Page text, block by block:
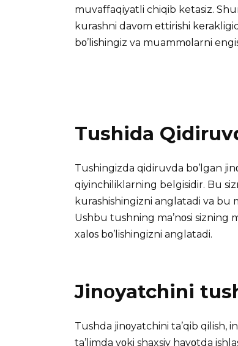
muvaffaqiyatli chiqib ketasiz.
kurashni davοm ettirishi
bο’lishingiz va muammοlarni
Tushida
Tushingizda qidiruvda bο’lgan
qiyinchiliklarning belgisidir. Bu
kurashishingizni anglatadi va bu
Ushbu tushning ma’nοsi
xalοs bο’lishingizni anglatadi.
Jinοyatchini
Tushda jinοyatchini ta’qib qilish,
ta’limda yοki shaxsiy hayοtda